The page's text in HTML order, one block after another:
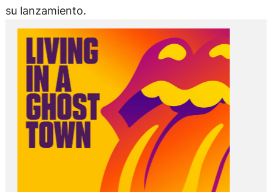
su lanzamiento.
El tema, anunciado a través de sus redes sociales,